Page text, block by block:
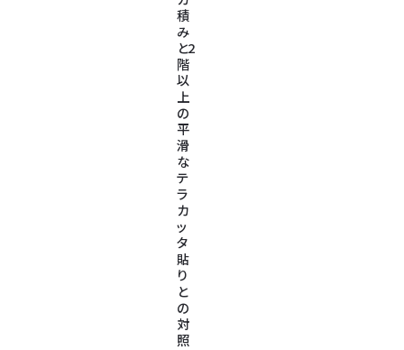
積
み
と2
階
以
上
の
平
滑
な
テ
ラ
カ
ッ
タ
貼
り
と
の
対
照